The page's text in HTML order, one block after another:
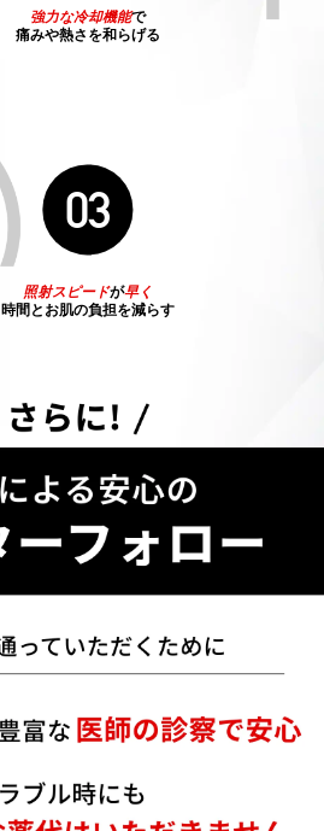
強力な冷却機能で
痛みや熱さを和らげる
03
照射スピードが早く
時間とお肌の負担を減らす